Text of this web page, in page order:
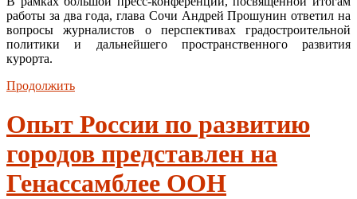
работы за два года, глава Сочи Андрей Прошунин ответил на
вопросы журналистов о перспективах градостроительной
политики и дальнейшего пространственного развития
курорта.
Продолжить
Опыт России по развитию
городов представлен на
Генассамблее ООН